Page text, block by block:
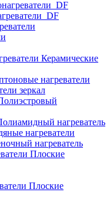
Керамические
нагреватели
зеркал
нагреватель
нагреватели
нагреватель
Плоские
Плоские